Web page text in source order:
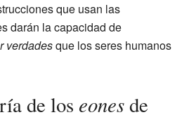
que usan las
darán la capacidad de
verdadesque los seres humanos
de los eonesde